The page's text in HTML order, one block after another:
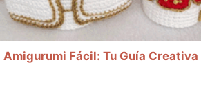
Amigurumi Fácil: Tu Guía Creativa